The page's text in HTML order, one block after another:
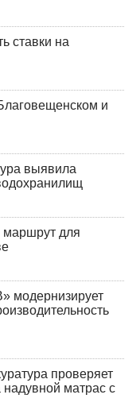
ставки на
и
выявила
для
модернизирует
проверяет
надувной матрас с